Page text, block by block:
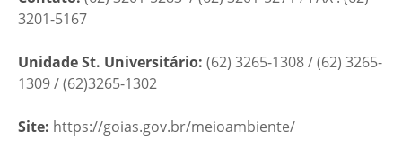
3201-5167
Unidade St. Universitário: (62) 3265-1308 / (62) 3265-
1309 / (62)3265-1302
Site: https://goias.gov.br/meioambiente/